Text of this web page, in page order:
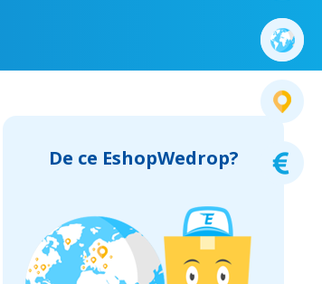
De ce EshopWedrop?